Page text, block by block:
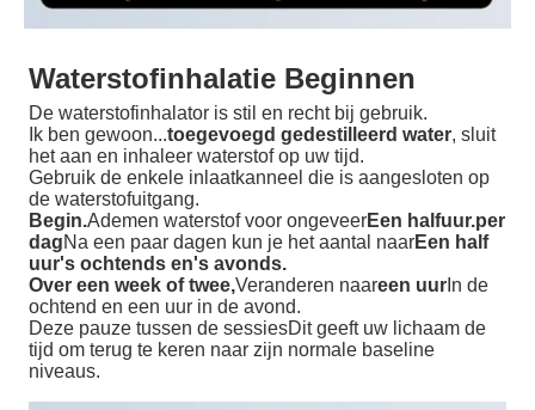
Waterstofinhalatie Beginnen
De waterstofinhalator is stil en recht bij gebruik.
Ik ben gewoon...toegevoegd gedestilleerd water, sluit
het aan en inhaleer waterstof op uw tijd.
Gebruik de enkele inlaatkanneel die is aangesloten op
de waterstofuitgang.
Begin.Ademen waterstof voor ongeveerEen halfuur.per
dagNa een paar dagen kun je het aantal naarEen half
uur's ochtends en's avonds.
Over een week of twee,Veranderen naareen uur In de
ochtend en een uur in de avond.
Deze pauze tussen de sessiesDit geeft uw lichaam de
tijd om terug te keren naar zijn normale baseline
niveaus.